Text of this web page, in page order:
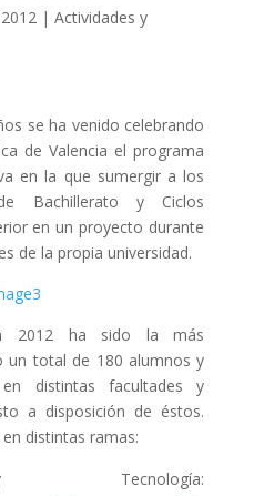
| Actividades y
se ha venido celebrando
de Valencia el programa
en la que sumergir a los
Bachillerato y Ciclos
en un proyecto durante
de la propia universidad.
2012 ha sido la más
un total de 180 alumnos y
distintas facultades y
a disposición de éstos.
distintas ramas: